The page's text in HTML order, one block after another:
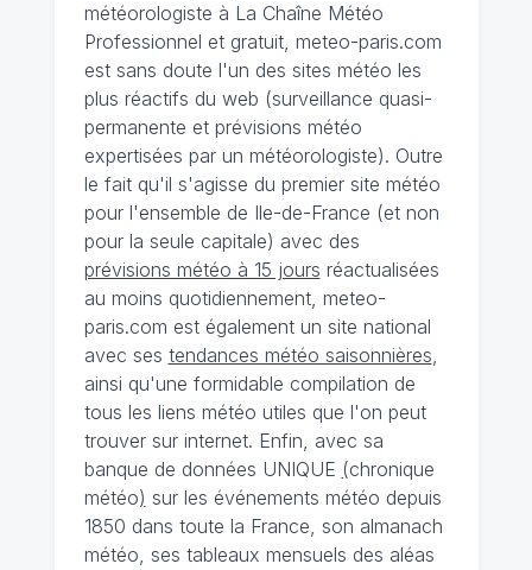
météorologiste à La Chaîne Météo
Professionnel et gratuit, meteo-paris.com
est sans doute l'un des sites météo les
plus réactifs du web (surveillance quasi-
permanente et prévisions météo
expertisées par un météorologiste). Outre
le fait qu'il s'agisse du premier site météo
pour l'ensemble de Ile-de-France (et non
pour la seule capitale) avec des
prévisions météo à 15 jours réactualisées
au moins quotidiennement, meteo-
paris.com est également un site national
avec ses tendances météo saisonnières,
ainsi qu'une formidable compilation de
tous les liens météo utiles que l'on peut
trouver sur internet. Enfin, avec sa
banque de données UNIQUE (chronique
météo) sur les événements météo depuis
1850 dans toute la France, son almanach
météo, ses tableaux mensuels des aléas